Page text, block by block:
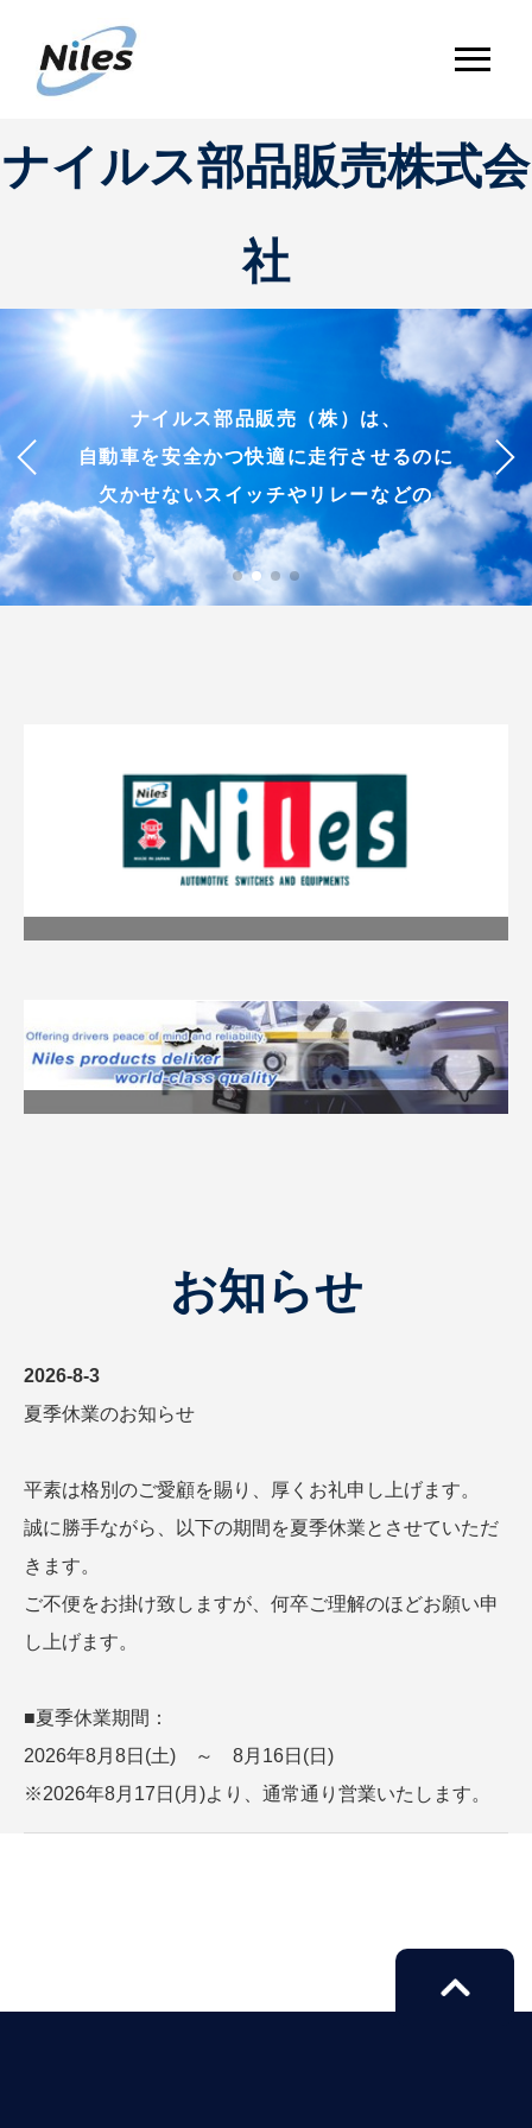
ナイルス部品販売株式会
社
企画開発から製造、販売までを
一貫して行い、人とくるまの
インターフェースを向上させます。
豊かな発想力と最先端の技術で
さまざまな自動車用電装品を
世界にお届けします。
ナイルス部品販売（株）は、
自動車を安全かつ快適に走行させるのに
欠かせないスイッチやリレーなどの
お知らせ
2026-8-3
夏季休業のお知らせ
平素は格別のご愛顧を賜り、厚くお礼申し上げます。
誠に勝手ながら、以下の期間を夏季休業とさせていただ
きます。
ご不便をお掛け致しますが、何卒ご理解のほどお願い申
し上げます。
■夏季休業期間：
2026年8月8日(土) ～ 8月16日(日)
※2026年8月17日(月)より、通常通り営業いたします。